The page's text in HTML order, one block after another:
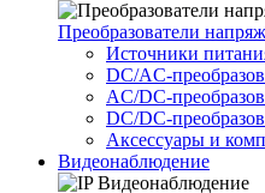
Преобразователи
Источники
DC/AC-
AC/DC-
DC/DC-
Аксессуары и
Видеонаблюдение